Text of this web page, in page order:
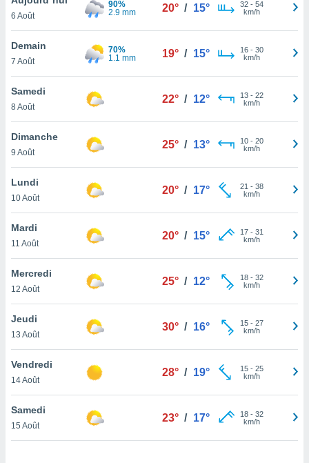
et
»,
au
vous
qu'ils
ou
le
ainsi
un
la
du
en
de
6 Août
90%
2.9 mm
20° / 15° 32- 54
km/h
Demain
7 Août
70%
1.1 mm
19° / 15° 16- 30
km/h
Samedi
8 Août
22° / 12° 13- 22
km/h
Dimanche
9 Août
25° / 13° 10- 20
km/h
Lundi
10 Août
20° / 17° 21 - 38
km/h
Mardi
11 Août
20° / 15° 17- 31
km/h
Mercredi
12 Août
25° / 12° 18- 32
km/h
Jeudi
13 Août
30° / 16° 15- 27
km/h
Vendredi
14 Août
28° / 19° 15- 25
km/h
Samedi
15 Août
23° / 17° 18- 32
km/h